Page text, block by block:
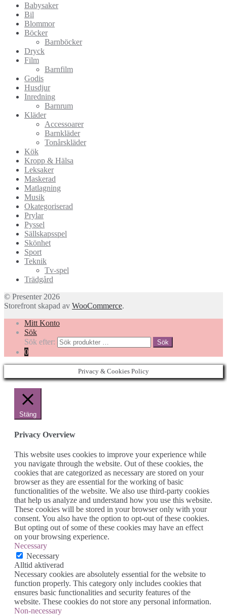
Babysaker
Bil
Blommor
Böcker
Barnböcker
Dryck
Film
Barnfilm
Godis
Husdjur
Inredning
Barnrum
Kläder
Accessoarer
Barnkläder
Tonårskläder
Kök
Kropp & Hälsa
Leksaker
Maskerad
Matlagning
Musik
Okategoriserad
Prylar
Pyssel
Sällskapsspel
Skönhet
Sport
Teknik
Tv-spel
Trädgård
© Presenter 2026
Storefront skapad av WooCommerce.
Mitt Konto
Sök
Sök efter:
Sök
0
Privacy & Cookies Policy
Stäng
Privacy Overview
This website uses cookies to improve your experience while
you navigate through the website. Out of these cookies, the
cookies that are categorized as necessary are stored on your
browser as they are essential for the working of basic
functionalities of the website. We also use third-party cookies
that help us analyze and understand how you use this website.
These cookies will be stored in your browser only with your
consent. You also have the option to opt-out of these cookies.
But opting out of some of these cookies may have an effect
on your browsing experience.
Necessary
Necessary
Alltid aktiverad
Necessary cookies are absolutely essential for the website to
function properly. This category only includes cookies that
ensures basic functionalities and security features of the
website. These cookies do not store any personal information.
Non-necessary